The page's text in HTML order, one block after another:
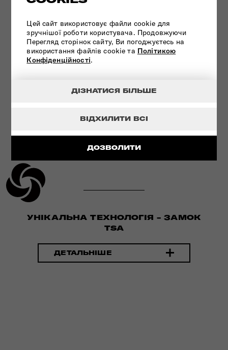
Цей сайт використовує файли cookie для
зручнішої роботи користувача. Продовжуючи
Перегляд сторінок сайту, Ви погоджуєтесь на
використання файлів cookie та Політикою
Конфіденційності.
ДОЗВОЛИТИ
ВІДХИЛИТИ ВСІ
ДІЗНАТИСЯ БІЛЬШЕ
ІННОВАЦІЙНА ТЕХНОЛОГІЯ
ПЕРЕГЛЯНУТИ
УНІКАЛЬНА ТЕХНОЛОГІЯ - ЗАМОК
TSA
ДЕТАЛЬНІШЕ